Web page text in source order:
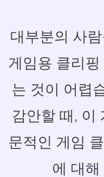
대부분의 사
게임용 클리
는 것이 어렵
감안할 때, 이
문적인 게임
에 대해